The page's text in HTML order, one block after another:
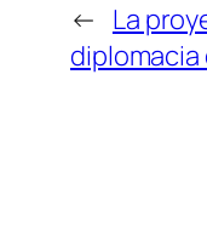
← La
diplomacia